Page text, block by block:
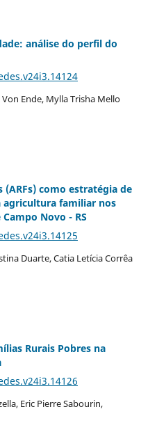
análise do perfil do
Ende, Mylla Trisha Mello
como estratégia de
agricultura familiar nos
Novo - RS
Duarte, Catia Letícia Corrêa
Rurais Pobres na
Eric Pierre Sabourin,